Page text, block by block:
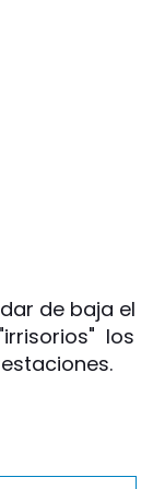
de baja el
los